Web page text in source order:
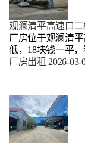
观澜清平高速口
厂房位于观澜清
低，18块钱一平
厂房出租 2026-03-